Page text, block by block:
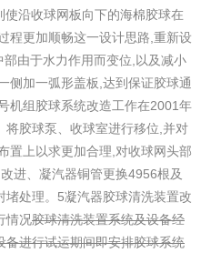
沿收球网板向下的海棉胶球在
程更加顺畅这一设计思路,重新设
由于水力作用而变位,以及减小
侧加一弧形盖板,达到保证胶球通
机组胶球系统改造工作在2001年
胶球泵、收球室进行移位,并对
置上以求更加合理,对收球网头部
进、凝汽器铜管更换4956根及
处理。 5凝汽器胶球清洗装置改
情况胶球清洗装置系统及设备经
进行试运期间即安排胶球系统